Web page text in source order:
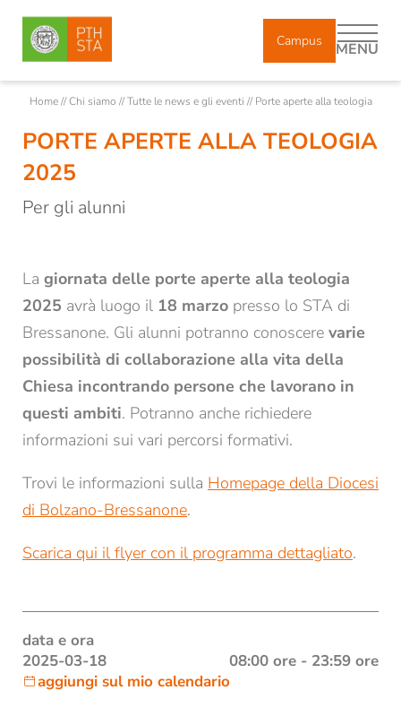
Campus MENU
Chi siamo
Docenti incaricati e ricercatori
Collaboratori
Diplomati
Storia
Biblioteca
Affitto locali e aule
Contatti e orari di apertura
Tutte le news e gli eventi
Newsletter dello STA di Bressanone
Formazione
Home//Chi siamo //Tutte le news e gli eventi //Porte aperte alla teologia
PORTE APERTE ALLA TEOLOGIA
2025
Per gli alunni
La giornata delle porte aperte alla teologia
2025 avrà luogo il 18 marzo presso lo STA di
Bressanone. Gli alunni potranno conoscere varie
possibilità di collaborazione alla vita della
Chiesa incontrando persone che lavorano in
questi ambiti. Potranno anche richiedere
informazioni sui vari percorsi formativi.
Trovi le informazioni sulla Homepage della Diocesi
di Bolzano-Bressanone.
Scarica qui il flyer con il programma dettagliato.
data e ora
2025-03-18
08:00 ore - 23:59 ore
aggiungi sul mio calendario